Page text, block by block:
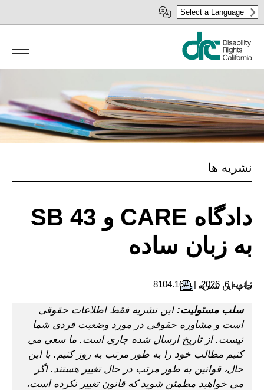
رفتن
به
محتوای
اصلی
Select a Language
نشریه ها
دادگاه CARE و SB 43
به زبان ساده
ژانویه 6, 2026 #8104.16 چاپ این نشریه
سلب مسئولیت:این نشریه فقط اطلاعات حقوقی
است و مشاوره حقوقی در مورد وضعیت فردی شما
نیست. از تاریخ ارسال شده جاری است. ما سعی می
کنیم مطالب خود را به طور مرتب به روز کنیم. با این
حال، قوانین به طور مرتب در حال تغییر هستند. اگر
می خواهید مطمئن شوید که قانون تغییر نکرده است،